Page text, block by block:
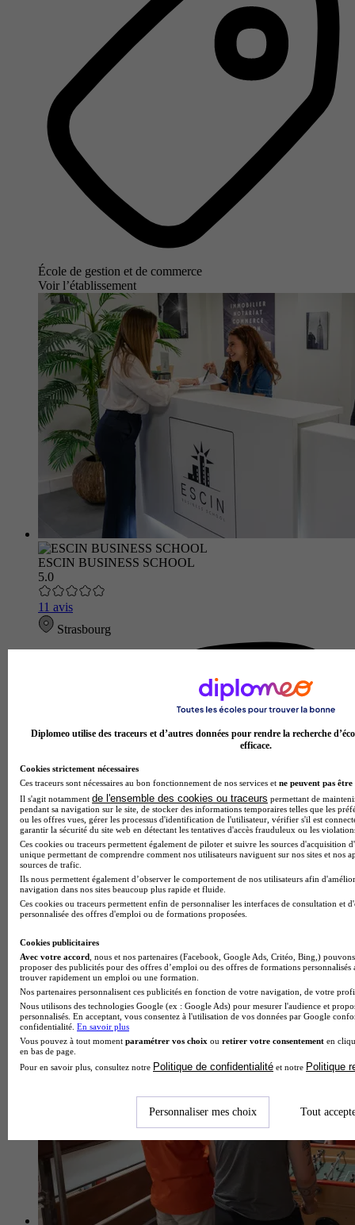
École de gestion et de commerce
Voir l’établissement
ESCIN BUSINESS SCHOOL
5.0
11 avis
Strasbourg
École de gestion et de commerce
Voir l’établissement
Diplomeo utilise des traceurs et d’autres données pour rendre la recherche
efficace.
Cookies strictement nécessaires
Ces traceurs sont nécessaires au bon fonctionnement de nos services et ne peuvent pas être
Il s'agit notamment de l'ensemble des cookies ou traceurs permettant de
pendant sa navigation sur le site, de stocker des informations temporaires telles que les
ou les offres vues, gérer les processus d'identification de l'utilisateur, vérifier s'il est
garantir la sécurité du site web en détectant les tentatives d'accès frauduleux ou les
Ces cookies ou traceurs permettent également de piloter et suivre les sources d'acquisition
unique permettant de comprendre comment nos utilisateurs naviguent sur nos sites et nos
sources de trafic.
Ils nous permettent également d’observer le comportement de nos utilisateurs afin
navigation dans nos sites beaucoup plus rapide et fluide.
Ces cookies ou traceurs permettent enfin de personnaliser les interfaces de consultation et
personnalisée des offres d'emploi ou de formations proposées.
Cookies publicitaires
Avec votre accord , nous et nos partenaires (Facebook, Google Ads, Critéo, Bing,)
proposer des publicités pour des offres d’emploi ou des offres de formations
trouver rapidement un emploi ou une formation.
Nos partenaires personnalisent ces publicités en fonction de votre navigation, de votre
Nous utilisons des technologies Google (ex : Google Ads) pour mesurer l'audience et
personnalisés. En acceptant, vous consentez à l'utilisation de vos données par Google
confidentialité. En savoir plus
Vous pouvez à tout moment paramétrer vos choix ou retirer votre consentement en
en bas de page.
Pour en savoir plus, consultez notre Politique de confidentialité et notre Politique
Personnaliser mes choix Tout